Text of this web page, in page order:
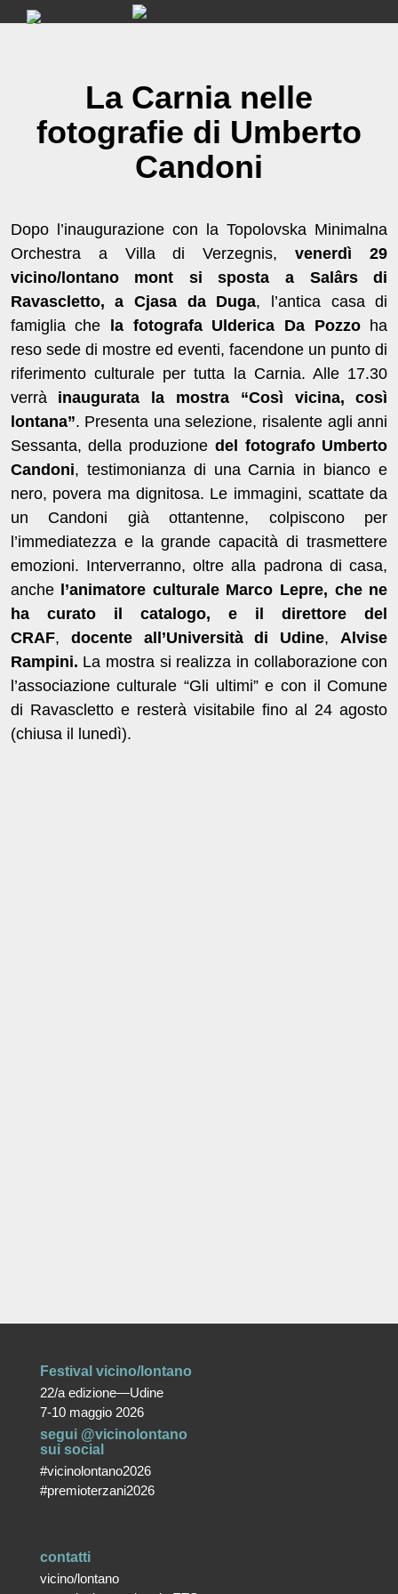
Skip
La Carnia nelle
fotografie di Umberto
Candoni
Dopo l’inaugurazione con la Topolovska Minimalna
Orchestra a Villa di Verzegnis, venerdì 29
vicino/lontano mont si sposta a Salârs di
Ravascletto, a Cjasa da Duga, l’antica casa di
famiglia che la fotografa Ulderica Da Pozzoha
reso sede di mostre ed eventi, facendone un punto di
riferimento culturale per tutta la Carnia. Alle 17.30
verrà inaugurata la mostra “Così vicina, così
lontana”. Presenta una selezione, risalente agli anni
Sessanta, della produzione del fotografo Umberto
Candoni, testimonianza di una Carnia in bianco e
nero, povera ma dignitosa. Le immagini, scattate da
un Candoni già ottantenne, colpiscono per
l’immediatezza e la grande capacità di trasmettere
emozioni. Interverranno, oltre alla padrona di casa,
anche l’animatore culturale Marco Lepre, che ne
ha curato il catalogo, e il direttore del
CRAF, docente all’Università di Udine, Alvise
Rampini. La mostra si realizza in collaborazione con
l’associazione culturale “Gli ultimi” e con il Comune
di Ravascletto e resterà visitabile fino al 24 agosto
(chiusa il lunedì).
Festival vicino/lontano
22/a edizione—Udine
7-10 maggio 2026
segui @vicinolontano
sui social
#vicinolontano2026
#premioterzani2026
contatti
vicino/lontano